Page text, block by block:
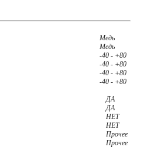
Медь
Медь
-40 - +80
-40 - +80
-40 - +80
-40 - +80
ДА
ДА
НЕТ
НЕТ
Прочее
Прочее